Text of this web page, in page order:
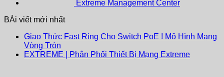
Extreme Management Center
BÀi viết mới nhất
Giao Thức Fast Ring Cho Switch PoE ! Mô Hình Mạng
Vòng Tròn
EXTREME | Phân Phối Thiết Bị Mạng Extreme